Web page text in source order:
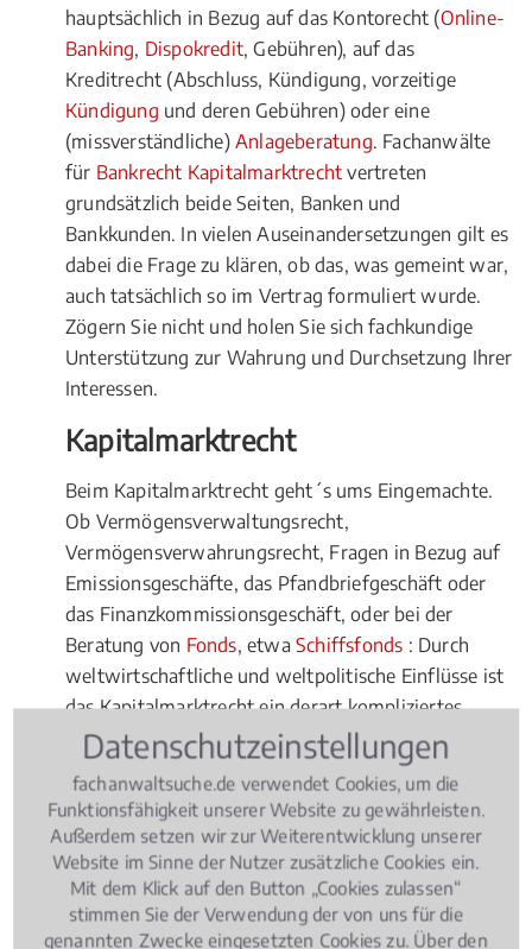
hauptsächlich in Bezug auf das Kontorecht (Online-
Banking, Dispokredit, Gebühren), auf das
Kreditrecht (Abschluss, Kündigung, vorzeitige
Kündigung und deren Gebühren) oder eine
(missverständliche) Anlageberatung. Fachanwälte
für Bankrecht Kapitalmarktrecht vertreten
grundsätzlich beide Seiten, Banken und
Bankkunden. In vielen Auseinandersetzungen gilt es
dabei die Frage zu klären, ob das, was gemeint war,
auch tatsächlich so im Vertrag formuliert wurde.
Zögern Sie nicht und holen Sie sich fachkundige
Unterstützung zur Wahrung und Durchsetzung Ihrer
Interessen.
Kapitalmarktrecht
Beim Kapitalmarktrecht geht´s ums Eingemachte.
Ob Vermögensverwaltungsrecht,
Vermögensverwahrungsrecht, Fragen in Bezug auf
Emissionsgeschäfte, das Pfandbriefgeschäft oder
das Finanzkommissionsgeschäft, oder bei der
Beratung von Fonds, etwaSchiffsfonds : Durch
weltwirtschaftliche und weltpolitische Einflüsse ist
das Kapitalmarktrecht ein derart kompliziertes
Rechtsgebilde geworden, dass Sie selbst bei
vermeintlich einfachen Fragen unbedingt den Rat
eines Fachmanns hinzuziehen sollten. Hierbei stellt
sich die Frage, ob und wann tatsächlich ein lokaler
Experte beauftragt werden sollte.
Vorteile für Fachanwälte vor Ort
Datenschutzeinstellungen
fachanwaltsuche.de verwendet Cookies, um die
Funktionsfähigkeit unserer Website zu gewährleisten.
Außerdem setzen wir zur Weiterentwicklung unserer
Website im Sinne der Nutzer zusätzliche Cookies ein.
Mit dem Klick auf den Button „Cookies zulassen“
stimmen Sie der Verwendung der von uns für die
genannten Zwecke eingesetzten Cookies zu. Über den